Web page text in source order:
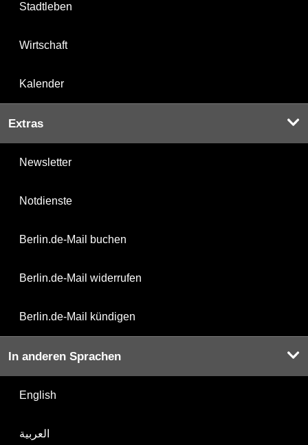
Stadtleben
Wirtschaft
Kalender
Extras
Newsletter
Notdienste
Berlin.de-Mail buchen
Berlin.de-Mail widerrufen
Berlin.de-Mail kündigen
In anderen Sprachen
English
العربية